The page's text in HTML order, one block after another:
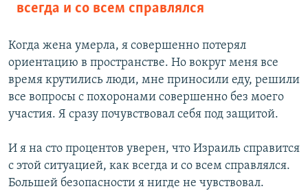
всегда и со всем справлялся
Когда жена умерла, я совершенно потерял
ориентацию в пространстве. Но вокруг меня все
время крутились люди, мне приносили еду, решили
все вопросы с похоронами совершенно без моего
участия. Я сразу почувствовал себя под защитой.
И я на сто процентов уверен, что Израиль справится
с этой ситуацией, как всегда и со всем справлялся.
Большей безопасности я нигде не чувствовал.